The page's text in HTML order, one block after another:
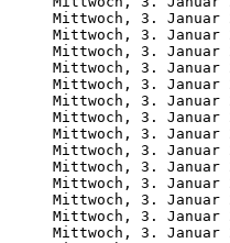
Mittwoch, 3. Januar
Mittwoch, 3. Januar
Mittwoch, 3. Januar
Mittwoch, 3. Januar
Mittwoch, 3. Januar
Mittwoch, 3. Januar
Mittwoch, 3. Januar
Mittwoch, 3. Januar
Mittwoch, 3. Januar
Mittwoch, 3. Januar
Mittwoch, 3. Januar
Mittwoch, 3. Januar
Mittwoch, 3. Januar
Mittwoch, 3. Januar